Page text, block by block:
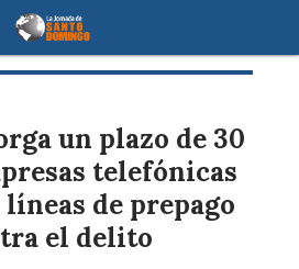
un plazo de 30
telefónicas
de prepago
el delito